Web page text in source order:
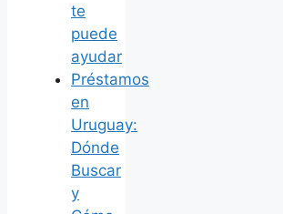
te
puede
ayudar
Préstamos
en
Uruguay:
Dónde
Buscar
y